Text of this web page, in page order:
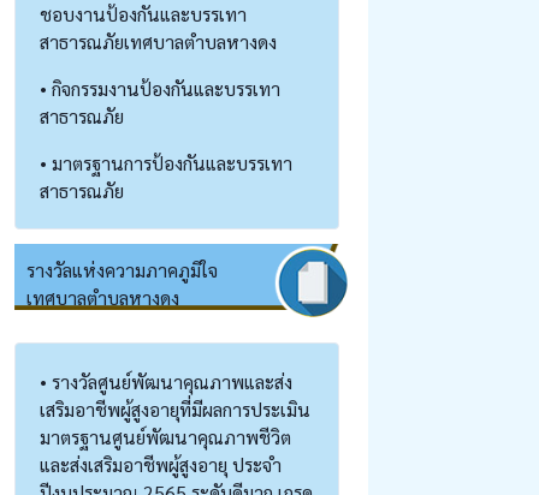
ชอบงานป้องกันและบรรเทา
สาธารณภัยเทศบาลตำบลหางดง
• กิจกรรมงานป้องกันและบรรเทา
สาธารณภัย
• มาตรฐานการป้องกันและบรรเทา
สาธารณภัย
รางวัลแห่งความภาคภูมิใจ
เทศบาลตำบลหางดง
• รางวัลศูนย์พัฒนาคุณภาพและส่ง
เสริมอาชีพผู้สูงอายุที่มีผลการประเมิน
มาตรฐานศูนย์พัฒนาคุณภาพชีวิต
และส่งเสริมอาชีพผู้สูงอายุ ประจำ